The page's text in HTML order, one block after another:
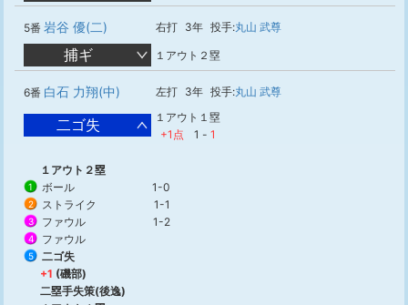
5番 岩谷 優(二) 右打 3年 投手:丸山 武尊
捕ギ １アウト２塁
6番 白石 力翔(中) 左打 3年 投手:丸山 武尊
二ゴ失
１アウト１塁
+1点
1 - 1
１アウト２塁
1 ボール 1-0
2 ストライク 1-1
3 ファウル 1-2
4 ファウル
5
二ゴ失
+1 (磯部)
二塁手失策(後逸)